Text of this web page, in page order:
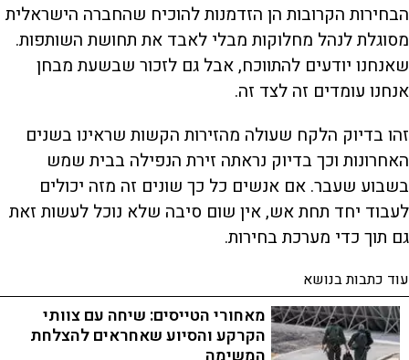
הבחירות הקרובות הן הזדמנות להוכיח שהחברה הישראלית
מסוגלת לנהל מחלוקות מבלי לאבד את תחושת השותפות.
שאנחנו יודעים להתווכח, אבל גם לזכור שבשעת מבחן
אנחנו עומדים זה לצד זה.
זהו בדיוק הלקח שעולה מהזירות הקשות שראינו בשנים
האחרונות וכך בדיוק נראתה זירת הנפילה בבית שמש
בשבוע שעבר. אם אנשים כל כך שונים זה מזה יכולים
לעבוד יחד תחת אש, אין שום סיבה שלא נוכל לעשות זאת
גם תוך כדי מערכת בחירות.
עוד כתבות בנושא
מאחורי הטייסים: שיחה עם צוותי
הקרקע והסיוע שאחראים להצלחת